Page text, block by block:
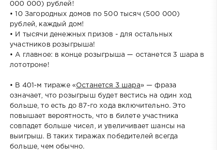
000 000) рублей!
• 10 Загородных домов по 500 тысяч (500 000)
рублей, каждый дом!
• И тысячи денежных призов - для остальных
участников розыгрыша!
• А главное: в конце розыгрыша — останется 3 шара в
лототроне!
• В 401-м тираже «Останется 3 шара» — фраза
означает, что розыгрыш будет вестись на один ход
больше, то есть до 87-го хода включительно. Это
повышает вероятность, что в билете участника
совпадет больше чисел, и увеличивает шансы на
выигрыш. В таких тиражах победителей всегда
больше, чем обычно.